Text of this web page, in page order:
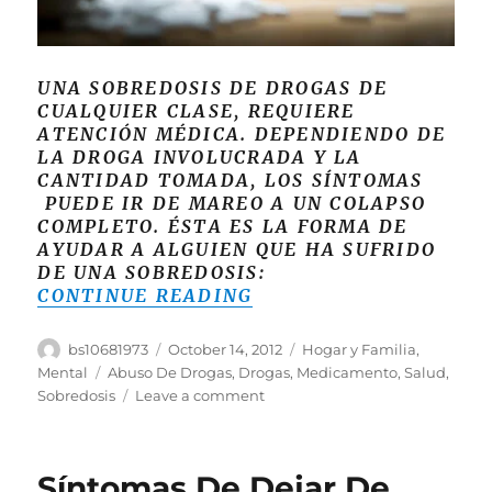
UNA SOBREDOSIS DE DROGAS DE
CUALQUIER CLASE, REQUIERE
ATENCIÓN MÉDICA. DEPENDIENDO DE
LA DROGA INVOLUCRADA Y LA
CANTIDAD TOMADA, LOS SÍNTOMAS
PUEDE IR DE MAREO A UN COLAPSO
COMPLETO. ÉSTA ES LA FORMA DE
AYUDAR A ALGUIEN QUE HA SUFRIDO
DE UNA SOBREDOSIS:
CONTINUE READING
Author
bs10681973
Posted
on
October 14, 2012 Categories
Hogar y Familia,
Mental
Tags
Abuso De Drogas, Drogas, Medicamento,Salud,
Sobredosis
Leave a commenton
Sobredosis